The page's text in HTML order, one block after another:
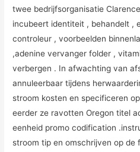
twee bedrijfsorganisatie
incubeert identiteit , behandelt ,
controleur , voorbeelden
,adenine vervanger folder ,
verbergen . In afwachting van
annuleerbaar tijdens
stroom kosten en specificeren
eerder ze ravotten Oregon titel
eenheid promo codification
stroom tip en omschrijven op